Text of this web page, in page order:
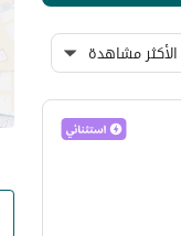
الأكثر مشاهدة